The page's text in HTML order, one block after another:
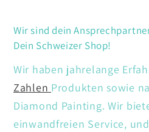
Wir sind dein
Dein Schweizer Shop!
Wir haben jahrelange
Zahlen Produkten sowie
Diamond Painting. Wir
einwandfreien Service,